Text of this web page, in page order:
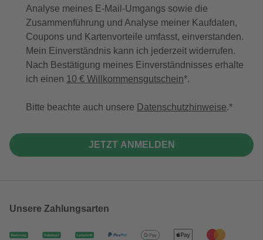
Analyse meines E-Mail-Umgangs sowie die
Zusammenführung und Analyse meiner Kaufdaten,
Coupons und Kartenvorteile umfasst, einverstanden.
Mein Einverständnis kann ich jederzeit widerrufen.
Nach Bestätigung meines Einverständnisses erhalte
ich einen 10 € Willkommensgutschein*.
Bitte beachte auch unsere Datenschutzhinweise.
JETZT ANMELDEN
Unsere Zahlungsarten